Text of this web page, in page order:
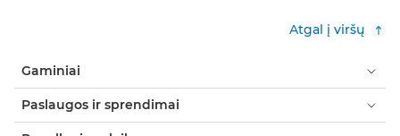
Atgal į viršų
Gaminiai
Paslaugos ir sprendimai